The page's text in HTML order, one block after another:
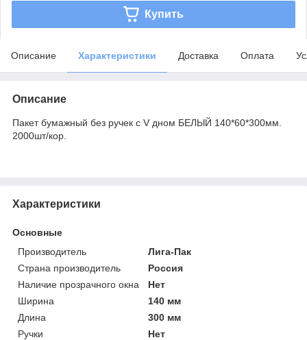
Купить
Описание Характеристики Доставка Оплата
Описание
Пакет бумажный без ручек с V дном БЕЛЫЙ 140*60*300мм.
2000шт/кор.
Характеристики
Основные
Производитель
Лига-Пак
Страна производитель
Россия
Наличие прозрачного окна
Нет
Ширина
140 мм
Длина
300 мм
Ручки
Нет